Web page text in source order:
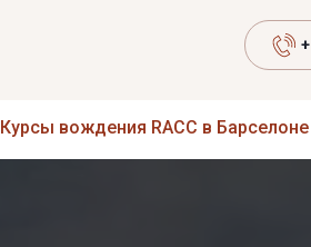
Курсы вождения RACC в Барселоне